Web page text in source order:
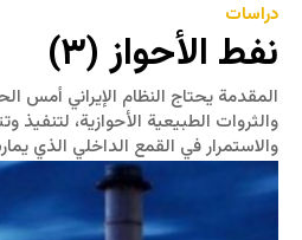
دراسات
نفط الأحواز (٣)
المقدمة يحتاج النظام الإيراني أمس
والثروات الطبيعية الأحوازية، لتنفيذ
والاستمرار في القمع الداخلي الذي